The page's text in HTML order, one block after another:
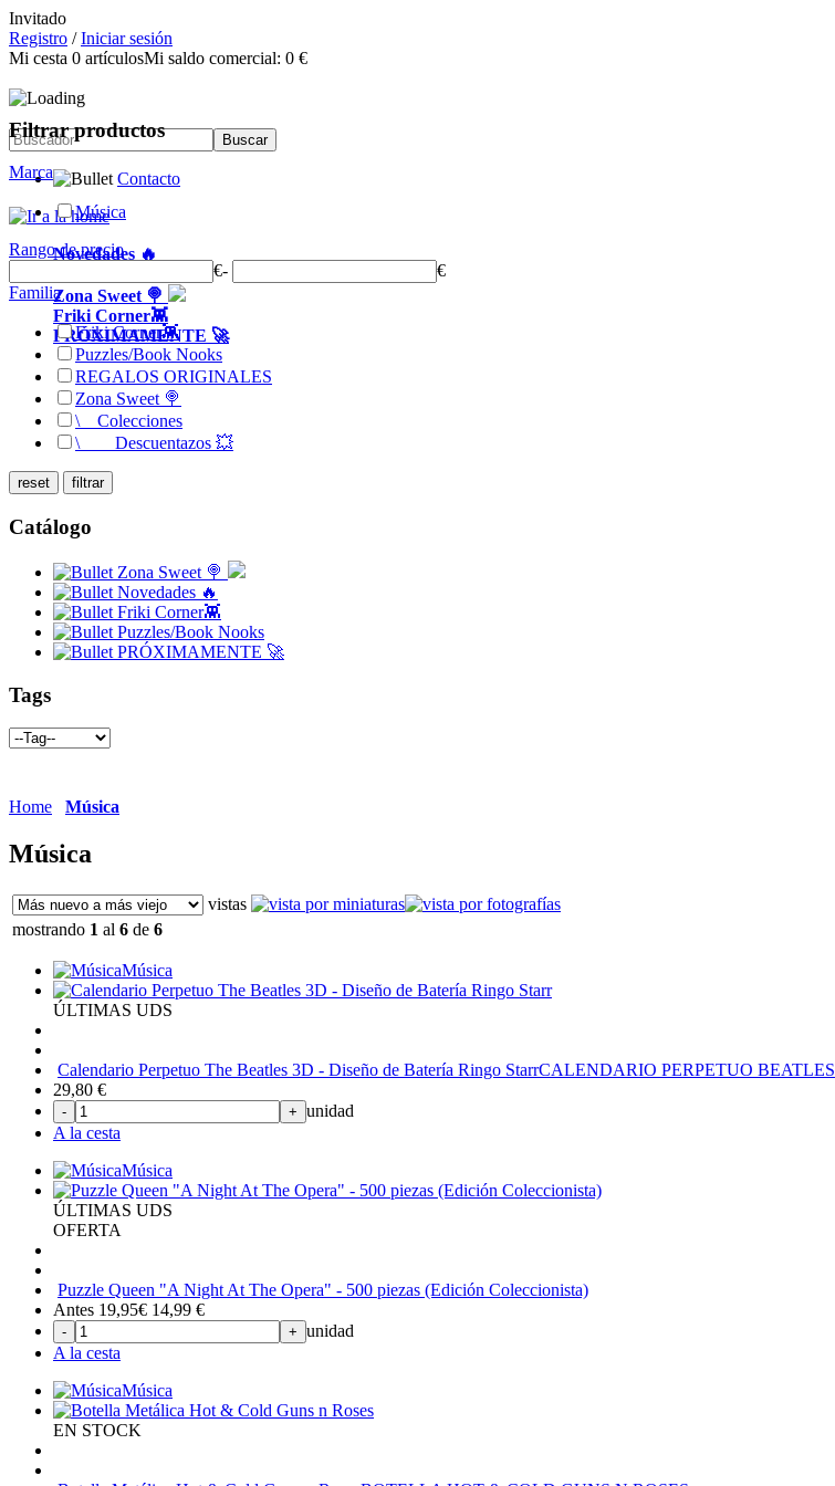
Invitado
Registro /Iniciar sesión
Mi cesta 0 artículosMi saldo comercial: 0 €
Contacto
Novedades 🔥
Zona Sweet 🍭
Friki Corner👾
PRÓXIMAMENTE 🚀
Filtrar productos
Marca
Música
Rango de precio
€-
€
Familia
Friki Corner👾
Puzzles/Book Nooks
REGALOS ORIGINALES
Zona Sweet 🍭
\__ Colecciones
\__ Descuentazos 💥
Catálogo
Zona Sweet 🍭
Novedades 🔥
Friki Corner👾
Puzzles/Book Nooks
PRÓXIMAMENTE 🚀
Tags
Home Música
Música
vistas
mostrando 1 al 6 de 6
Música
ÚLTIMAS UDS
Calendario Perpetuo The Beatles 3D - Diseño de Batería Ringo StarrCALENDARIO PERPETUO BEATLES
29,80 €
- + unidad
A la cesta
Música
ÚLTIMAS UDS
OFERTA
Puzzle Queen "A Night At The Opera" - 500 piezas (Edición Coleccionista)
Antes 19,95€ 14,99 €
- + unidad
A la cesta
Música
EN STOCK